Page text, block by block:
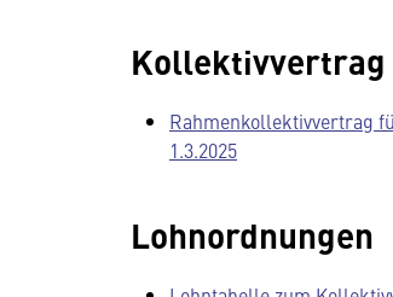
Rahmenkollektivvertrag
1.3.2025
Lohnordnungen